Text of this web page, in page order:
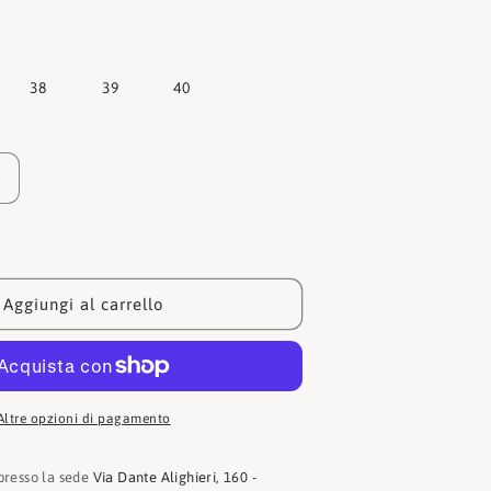
38 39 40
AX
Aggiungi al carrello
opzioni di pagamento
la sede Via Dante Alighieri, 160 -